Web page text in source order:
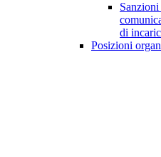
di
Posizioni